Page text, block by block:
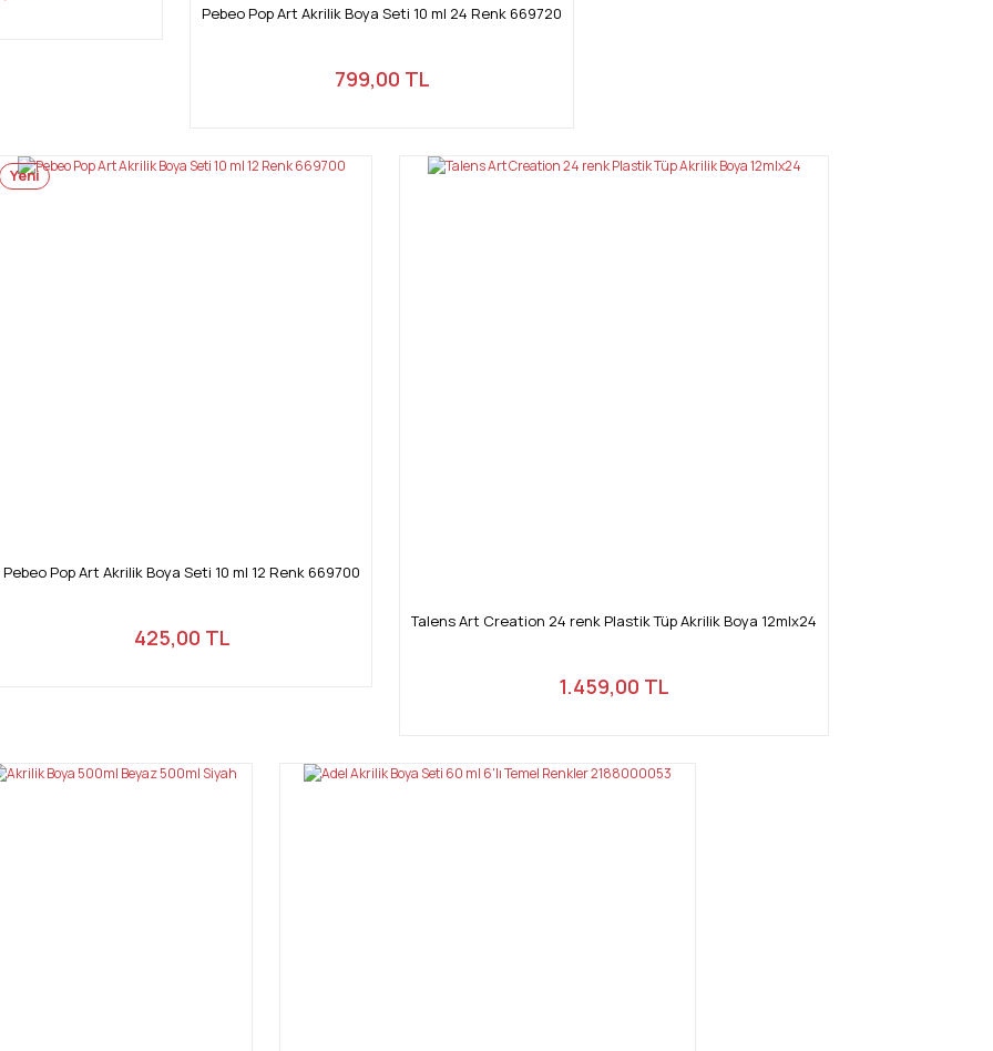
Pebeo Pop Art Akrilik Boya Seti 10 ml 24 Renk 669720
799,00 TL
Yeni
Pebeo Pop Art Akrilik Boya Seti 10 ml 12 Renk 669700
425,00 TL
Talens Art Creation 24 renk Plastik Tüp Akrilik Boya 12mlx24
1.459,00 TL